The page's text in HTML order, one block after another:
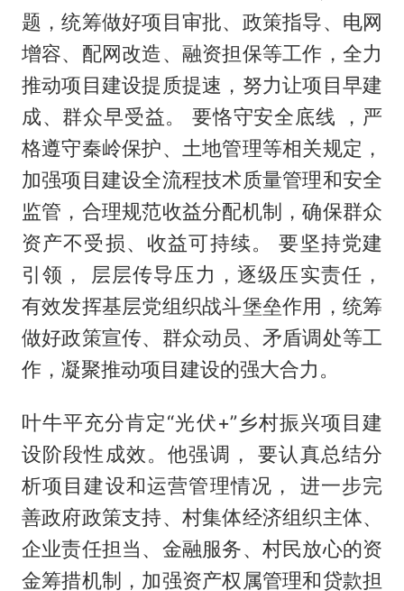
题，统筹做好项目审批、政策指导、电网
增容、配网改造、融资担保等工作，全力
推动项目建设提质提速，努力让项目早建
成、群众早受益。 要恪守安全底线 ，严
格遵守秦岭保护、土地管理等相关规定，
加强项目建设全流程技术质量管理和安全
监管，合理规范收益分配机制，确保群众
资产不受损、收益可持续。 要坚持党建
引领， 层层传导压力，逐级压实责任，
有效发挥基层党组织战斗堡垒作用，统筹
做好政策宣传、群众动员、矛盾调处等工
作，凝聚推动项目建设的强大合力。
叶牛平充分肯定“光伏+”乡村振兴项目建
设阶段性成效。他强调， 要认真总结分
析项目建设和运营管理情况， 进一步完
善政府政策支持、村集体经济组织主体、
企业责任担当、金融服务、村民放心的资
金筹措机制，加强资产权属管理和贷款担